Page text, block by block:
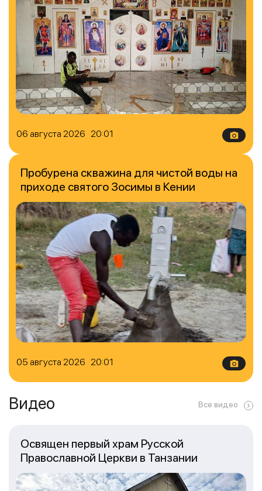
06 августа 2026 20:01
05 августа 2026 20:01
Пробурена скважина для чистой воды на
приходе святого Зосимы в Кении
Видео Все видео
Освящен первый храм Русской
Православной Церкви в Танзании